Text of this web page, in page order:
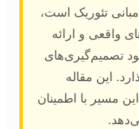
مبانی تئوریک است،
واقعی و ارائه
تصمیم‌گیری‌های
این مقاله
مسیر با اطمینان